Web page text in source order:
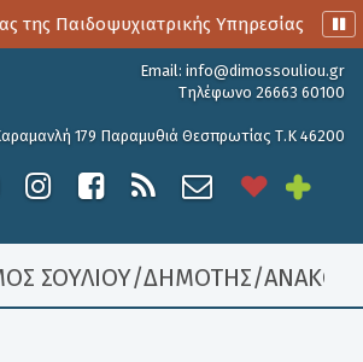
Παιδοψυχιατρικής Υπηρεσίας
Email: info@dimossouliou.gr
Τηλέφωνο 26663 60100
179 Παραμυθιά Θεσπρωτίας Τ.Κ 46200
ΣΟΥΛΙΟΥ/ΔΗΜΟΤΗΣ/